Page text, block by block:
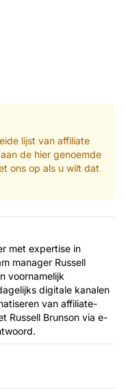
lijst van affiliate
de hier genoemde
ons op als u wilt dat
met expertise in
manager Russell
voornamelijk
digitale kanalen
van affiliate-
Russell Brunson via e-